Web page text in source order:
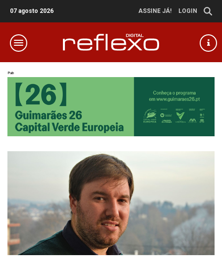
07 agosto 2026 ASSINE JÁ! LOGIN
Pub